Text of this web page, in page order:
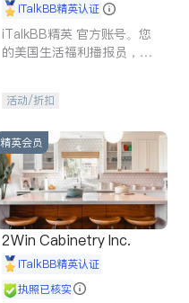
iTalkBB精英认证
iTalkBB精英 官方账号。您
的美国生活福利播报员，精
专属福利。
活动/折扣
精英会员
2Win Cabinetry Inc.
iTalkBB精英认证
执照已核实